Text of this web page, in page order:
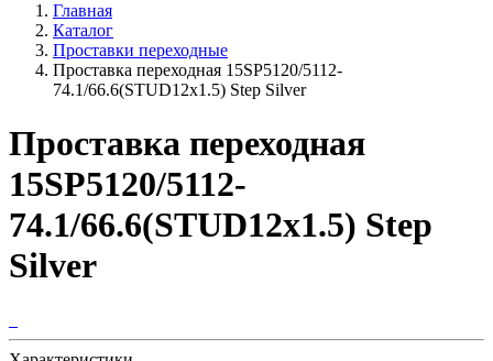
Главная
Каталог
Проставки переходные
Проставка переходная 15SP5120/5112-
74.1/66.6(STUD12x1.5) Step Silver
Проставка переходная
15SP5120/5112-
74.1/66.6(STUD12x1.5) Step
Silver